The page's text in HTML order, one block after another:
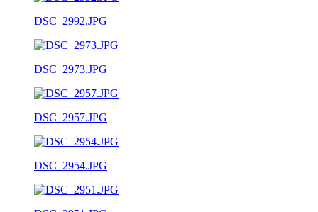
DSC_2992.JPG
DSC_2973.JPG
DSC_2957.JPG
DSC_2954.JPG